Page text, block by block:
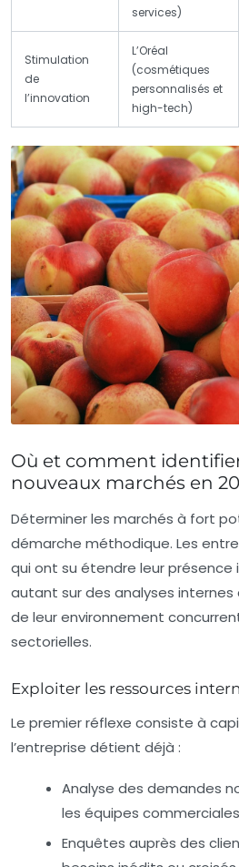
services)
Stimulation
de
l’innovation
L’Oréal
(cosmétiques
personnalisés et
high-tech)
Où et comment
nouveaux marchés en
Déterminer les marchés à fort
démarche méthodique. Les
qui ont su étendre leur présence
autant sur des analyses
de leur environnement
sectorielles.
Exploiter les ressources
Le premier réflexe consiste à
l’entreprise détient déjà :
Analyse des demandes
les équipes
Enquêtes auprès des